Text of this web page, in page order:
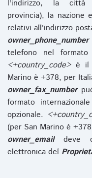
l'indirizzo, la città
provincia), la nazione
relativi all'indirizzo
owner_phone_number
telefono nel formato
<+country_code>è il
Marino è +378, per
owner_fax_number
formato
opzionale.
(per San Marino è
owner_emaildeve
elettronica del